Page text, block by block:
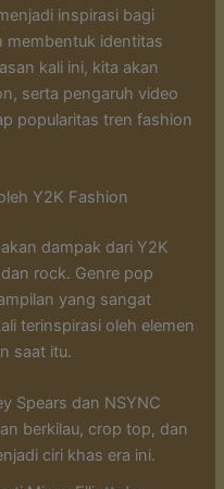
inspirasi bagi
membentuk identitas
kali ini, kita akan
serta pengaruh video
popularitas tren fashion
Y2K Fashion
dampak dari Y2K
rock. Genre pop
yang sangat
terinspirasi oleh elemen
saat itu.
Spears dan NSYNC
berkilau, crop top, dan
ciri khas era ini.